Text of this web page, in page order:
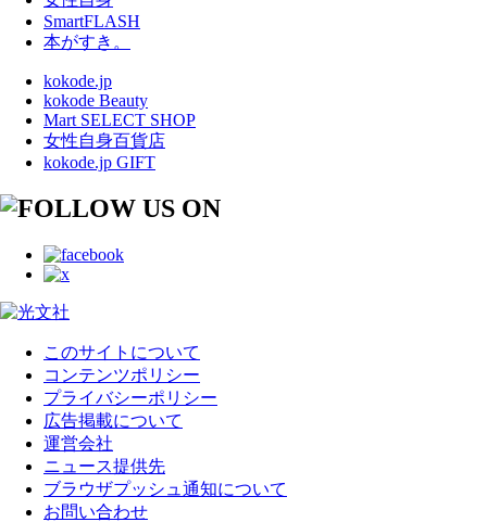
SmartFLASH
本がすき。
kokode.jp
kokode Beauty
Mart SELECT SHOP
女性自身百貨店
kokode.jp GIFT
このサイトについて
コンテンツポリシー
プライバシーポリシー
広告掲載について
運営会社
ニュース提供先
ブラウザプッシュ通知について
お問い合わせ